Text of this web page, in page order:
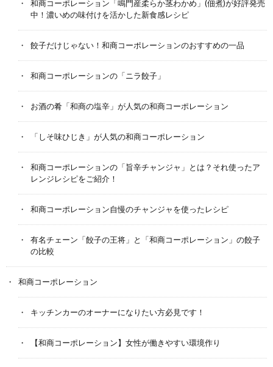
和商コーポレーション「鳴門産柔らか茎わかめ」(佃煮)が好評発売
中！濃いめの味付けを活かした新食感レシピ
餃子だけじゃない！和商コーポレーションのおすすめの一品
和商コーポレーションの「ニラ餃子」
お酒の肴「和商の塩辛」が人気の和商コーポレーション
「しそ味ひじき」が人気の和商コーポレーション
和商コーポレーションの「旨辛チャンジャ」とは？それ使ったア
レンジレシピをご紹介！
和商コーポレーション自慢のチャンジャを使ったレシピ
有名チェーン「餃子の王将」と「和商コーポレーション」の餃子
の比較
和商コーポレーション
キッチンカーのオーナーになりたい方必見です！
【和商コーポレーション】女性が働きやすい環境作り